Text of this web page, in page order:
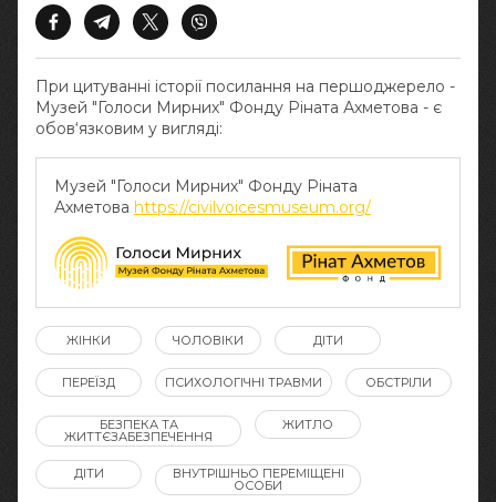
При цитуванні історії посилання на першоджерело -
Музей "Голоси Мирних" Фонду Ріната Ахметова - є
обов‘язковим у вигляді:
Музей "Голоси Мирних" Фонду Ріната
Ахметова https://civilvoicesmuseum.org/
ЖІНКИ ЧОЛОВІКИ ДІТИ
ПЕРЕЇЗД ПСИХОЛОГІЧНІ ТРАВМИ ОБСТРІЛИ
БЕЗПЕКА ТА
ЖИТТЄЗАБЕЗПЕЧЕННЯ
ЖИТЛО
ДІТИ ВНУТРІШНЬО ПЕРЕМІЩЕНІ
ОСОБИ